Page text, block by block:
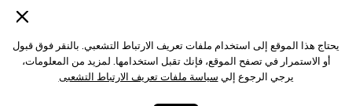
يحتاج هذا الموقع إلى استخدام ملفات تعريف الارتباط التشعبي. بالنقر فوق قبول
أو الاستمرار في تصفح الموقع، فإنك تقبل استخدامها. لمزيد من المعلومات،
يرجي الرجوع إلي سياسة ملفات تعريف الارتباط التشعبى
الكوكيز
سياسة رسائل الإشعارات